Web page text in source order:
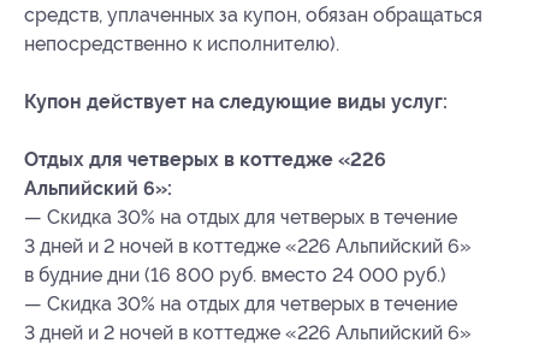
средств, уплаченных за купон, обязан обращаться
непосредственно к исполнителю).
Купон действует на следующие виды услуг:
Отдых для четверых в коттедже «226
Альпийский 6»:
— Скидка 30% на отдых для четверых в течение
3 дней и 2 ночей в коттедже «226 Альпийский 6»
в будние дни (16 800 руб. вместо 24 000 руб.)
— Скидка 30% на отдых для четверых в течение
3 дней и 2 ночей в коттедже «226 Альпийский 6»